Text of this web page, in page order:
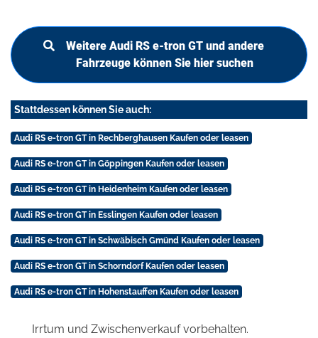
Weitere Audi RS e-tron GT und andere
Fahrzeuge können Sie hier suchen
Stattdessen können Sie auch:
Audi RS e-tron GT in Rechberghausen Kaufen oder leasen
Audi RS e-tron GT in Göppingen Kaufen oder leasen
Audi RS e-tron GT in Heidenheim Kaufen oder leasen
Audi RS e-tron GT in Esslingen Kaufen oder leasen
Audi RS e-tron GT in Schwäbisch Gmünd Kaufen oder leasen
Audi RS e-tron GT in Schorndorf Kaufen oder leasen
Audi RS e-tron GT in Hohenstauffen Kaufen oder leasen
Irrtum und Zwischenverkauf vorbehalten.